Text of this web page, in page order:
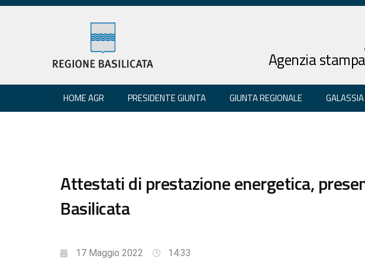
Agenzia
HOME AGR PRESIDENTE GIUNTA GIUNTA REGIONALE
Attestati di prestazione energetica,
Basilicata
17 Maggio 2022 14:33